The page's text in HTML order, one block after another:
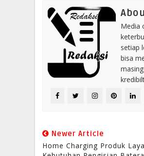
Media
setiap
bisa
Newer Article
Home Charging Produk